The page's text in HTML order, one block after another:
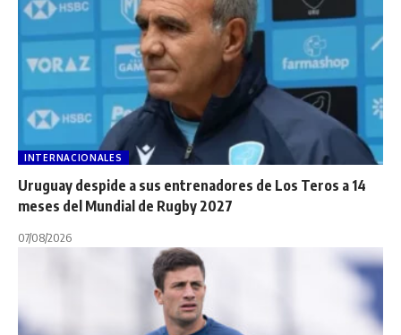
INTERNACIONALES
Uruguay despide a sus entrenadores de Los Teros a 14
meses del Mundial de Rugby 2027
07/08/2026